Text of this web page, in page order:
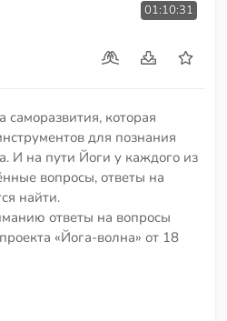
01:10:31
саморазвития, которая
для познания
И на пути Йоги у каждого из
вопросы, ответы на
найти.
ответы на вопросы
«Йога-волна» от 18